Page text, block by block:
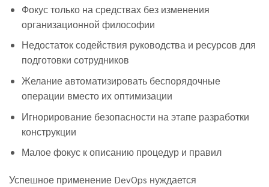
Фокус только на средствах без изменения
организационной философии
Недостаток содействия руководства и ресурсов для
подготовки сотрудников
Желание автоматизировать беспорядочные
операции вместо их оптимизации
Игнорирование безопасности на этапе разработки
конструкции
Малое фокус к описанию процедур и правил
Успешное применение DevOps нуждается